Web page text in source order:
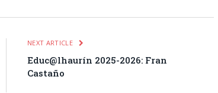
NEXT ARTICLE
Educ@lhaurín 2025-2026: Fran
Castaño